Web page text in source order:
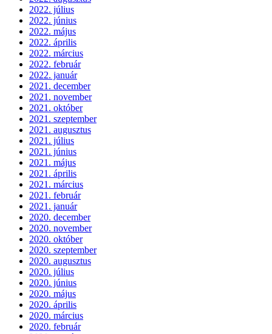
2022. július
2022. június
2022. május
2022. április
2022. március
2022. február
2022. január
2021. december
2021. november
2021. október
2021. szeptember
2021. augusztus
2021. július
2021. június
2021. május
2021. április
2021. március
2021. február
2021. január
2020. december
2020. november
2020. október
2020. szeptember
2020. augusztus
2020. július
2020. június
2020. május
2020. április
2020. március
2020. február